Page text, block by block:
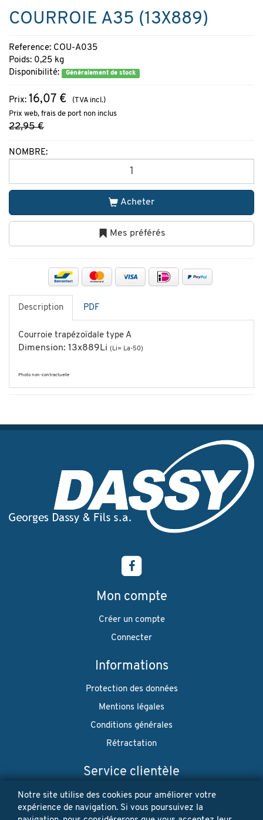
COURROIE A35 (13X889)
Reference: COU-A035
Poids: 0,25 kg
Disponibilité:
Généralement de stock
Prix: 16,07 €
(TVA incl.)
Prix web, frais de port non inclus
22,95 €
NOMBRE:
Acheter
Mes préférés
Description PDF
Courroie trapézoïdale type A
Dimension: 13x889Li (Li= La-50)
Photo non-contractuelle
Mon compte
Créer un compte
Connecter
Informations
Protection des données
Mentions légales
Conditions générales
Rétractation
Service clientèle
Envoi
Notre site utilise des cookies pour améliorer votre
expérience de navigation. Si vous poursuivez la